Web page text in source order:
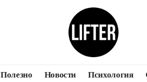
Полезно Новости Психология